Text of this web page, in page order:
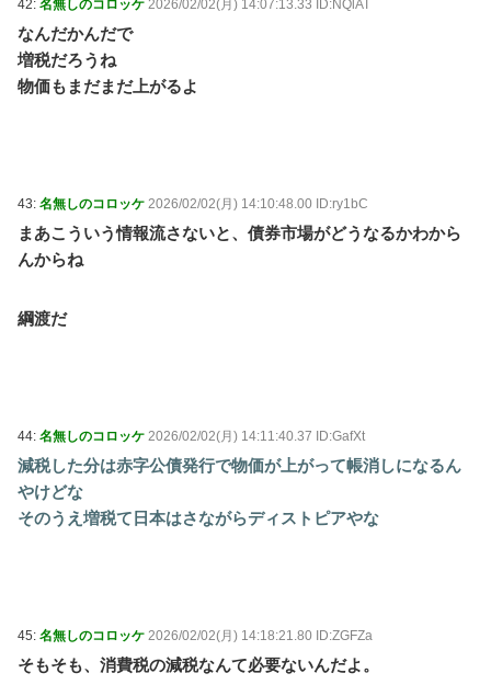
42: 名無しのコロッケ 2026/02/02(月) 14:07:13.33 ID:NQlAT
なんだかんだで
増税だろうね
物価もまだまだ上がるよ
43: 名無しのコロッケ 2026/02/02(月) 14:10:48.00 ID:ry1bC
まあこういう情報流さないと、債券市場がどうなるかわから
んからね
綱渡だ
44: 名無しのコロッケ 2026/02/02(月) 14:11:40.37 ID:GafXt
減税した分は赤字公債発行で物価が上がって帳消しになるん
やけどな
そのうえ増税て日本はさながらディストピアやな
45: 名無しのコロッケ 2026/02/02(月) 14:18:21.80 ID:ZGFZa
そもそも、消費税の減税なんて必要ないんだよ。